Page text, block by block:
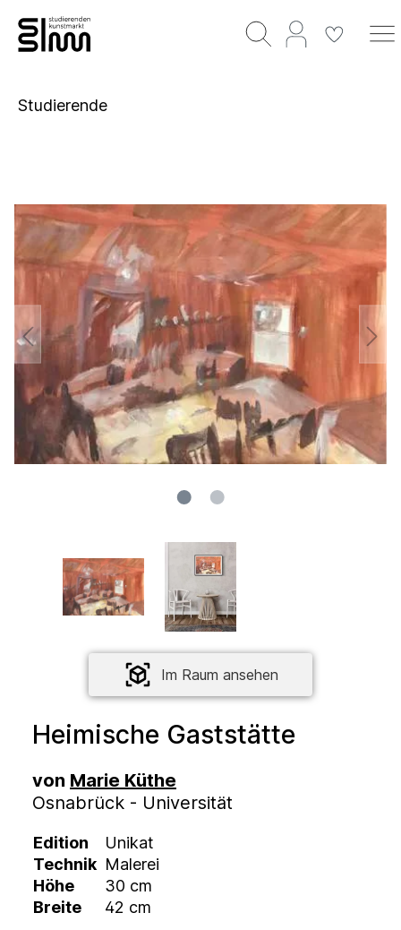
Studierende
Im Raum ansehen
Heimische Gaststätte
von Marie Küthe
Osnabrück - Universität
Edition
Unikat
Technik Malerei
Höhe
30 cm
Breite
42 cm